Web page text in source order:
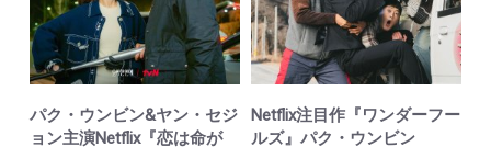
パク・ウンビン&ヤン・セジ
ョン主演Netflix『恋は命が
Netflix注目作『ワンダーフー
ルズ』パク・ウンビン